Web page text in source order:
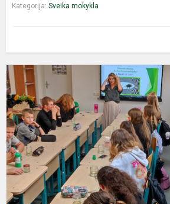
Kategorija: Sveika mokykla